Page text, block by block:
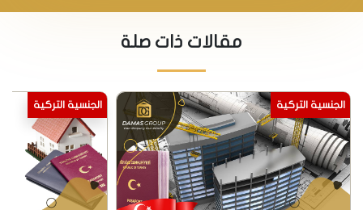
مقالات ذات صلة
الجنسية التركية الجنسية التركية